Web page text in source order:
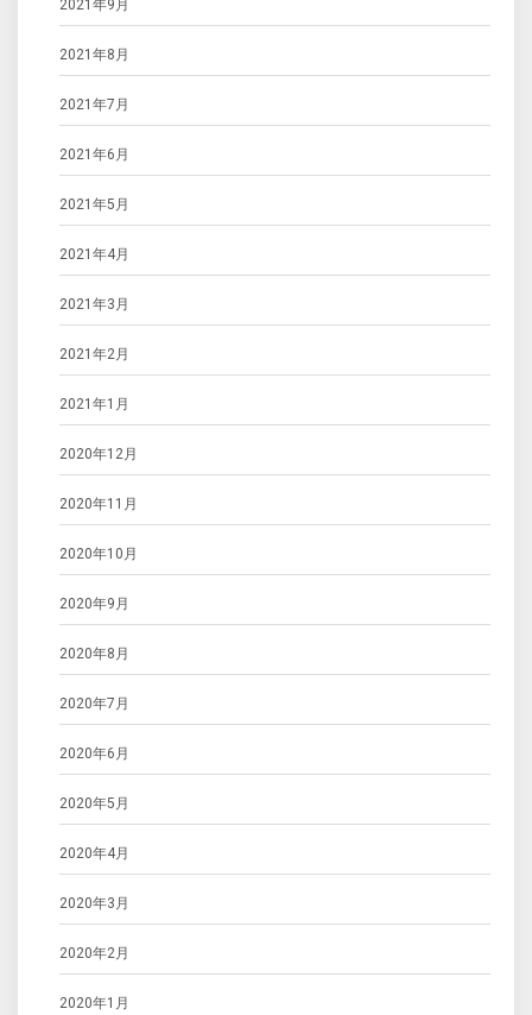
2021年9月
2021年8月
2021年7月
2021年6月
2021年5月
2021年4月
2021年3月
2021年2月
2021年1月
2020年12月
2020年11月
2020年10月
2020年9月
2020年8月
2020年7月
2020年6月
2020年5月
2020年4月
2020年3月
2020年2月
2020年1月